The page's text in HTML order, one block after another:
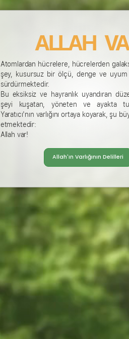
ALLAH
Atomlardan hücrelere, hücrelerden
şey, kusursuz bir ölçü, denge ve uyum
sürdürmektedir.
Bu eksiksiz ve hayranlık uyandıran
şeyi kuşatan, yöneten ve ayakta
Yaratıcı'nın varlığını ortaya koyarak, şu
etmektedir:
Allah var!
Allah'ın Varlığının Delilleri